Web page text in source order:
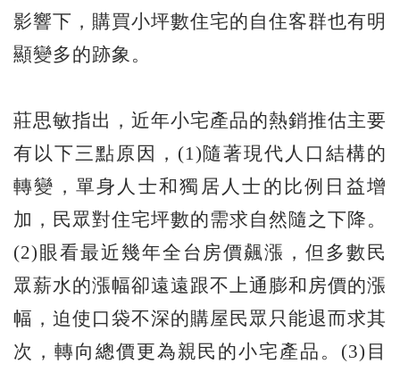
影響下，購買小坪數住宅的自住客群也有明
顯變多的跡象。
莊思敏指出，近年小宅產品的熱銷推估主要
有以下三點原因，(1)隨著現代人口結構的
轉變，單身人士和獨居人士的比例日益增
加，民眾對住宅坪數的需求自然隨之下降。
(2)眼看最近幾年全台房價飆漲，但多數民
眾薪水的漲幅卻遠遠跟不上通膨和房價的漲
幅，迫使口袋不深的購屋民眾只能退而求其
次，轉向總價更為親民的小宅產品。(3)目